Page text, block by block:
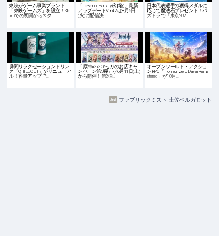
東映がゲーム事業ブランド
「東映ゲームズ」を設立！Ste
amでの展開からスタ…
「Tower of Fantasy(幻塔)」最新
アップデートVer.4.2は8月6日
(火)に配信決…
日本代表選手の獲得メダルに
応じて魔法石プレゼント！パ
ズドラで「東京202…
瞬間リラクゼーションドリン
ク「CHILL OUT」がリニューア
ル！容量アップで…
「原神×GiGO/セガのお店キャ
ンペーン第3弾」が6月11日(土)
から開催！第2弾…
オープンワールド・アクショ
ンRPG「Horizon Zero Dawn Rema
stered」が10月…
ファブリックミスト 土佐ベルガモット